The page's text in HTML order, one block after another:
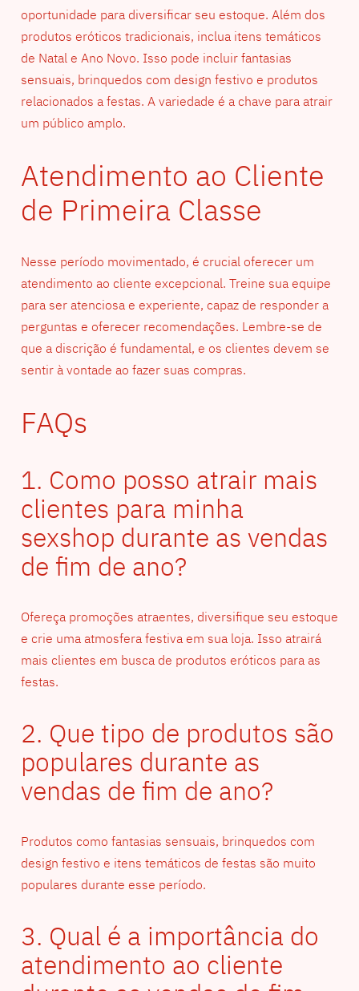
oportunidade para diversificar seu estoque. Além dos
produtos eróticos tradicionais, inclua itens temáticos
de Natal e Ano Novo. Isso pode incluir fantasias
sensuais, brinquedos com design festivo e produtos
relacionados a festas. A variedade é a chave para atrair
um público amplo.
Atendimento ao Cliente
de Primeira Classe
Nesse período movimentado, é crucial oferecer um
atendimento ao cliente excepcional. Treine sua equipe
para ser atenciosa e experiente, capaz de responder a
perguntas e oferecer recomendações. Lembre-se de
que a discrição é fundamental, e os clientes devem se
sentir à vontade ao fazer suas compras.
FAQs
1. Como posso atrair mais
clientes para minha
sexshop durante as vendas
de fim de ano?
Ofereça promoções atraentes, diversifique seu estoque
e crie uma atmosfera festiva em sua loja. Isso atrairá
mais clientes em busca de produtos eróticos para as
festas.
2. Que tipo de produtos são
populares durante as
vendas de fim de ano?
Produtos como fantasias sensuais, brinquedos com
design festivo e itens temáticos de festas são muito
populares durante esse período.
3. Qual é a importância do
atendimento ao cliente